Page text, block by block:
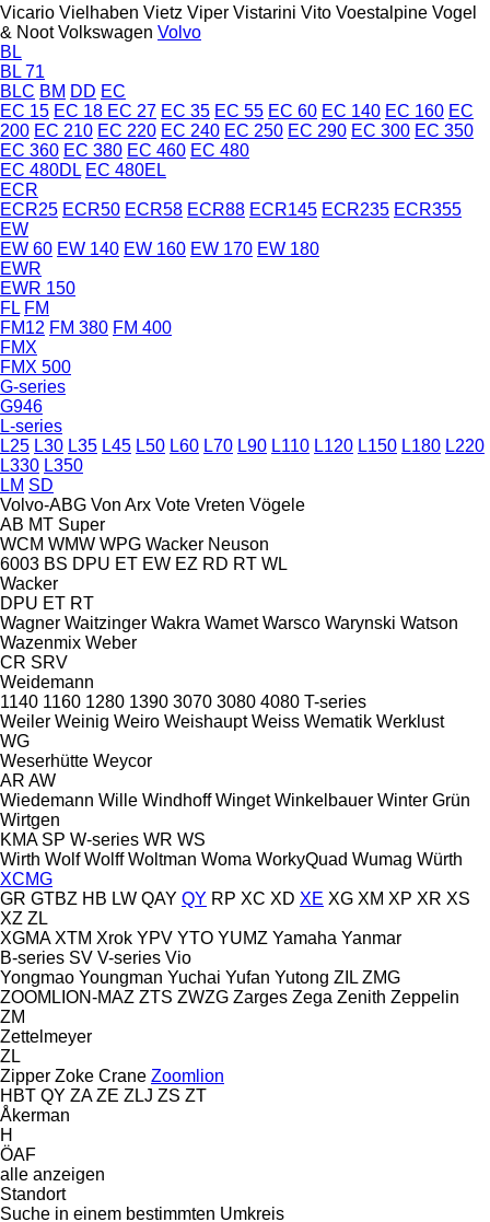
Vicario Vielhaben Vietz Viper Vistarini Vito Voestalpine Vogel
& Noot Volkswagen Volvo
BL
BL 71
BLC BM DD EC
EC 15 EC 18 EC 27 EC 35 EC 55 EC 60 EC 140 EC 160 EC
200 EC 210 EC 220 EC 240 EC 250 EC 290 EC 300 EC 350
EC 360 EC 380 EC 460 EC 480
EC 480DL EC 480EL
ECR
ECR25 ECR50 ECR58 ECR88 ECR145 ECR235 ECR355
EW
EW 60 EW 140 EW 160 EW 170 EW 180
EWR
EWR 150
FL FM
FM12 FM 380 FM 400
FMX
FMX 500
G-series
G946
L-series
L25 L30 L35 L45 L50 L60 L70 L90 L110 L120 L150 L180 L220
L330 L350
LM SD
Volvo-ABG Von Arx Vote Vreten Vögele
AB MT Super
WCM WMW WPG Wacker Neuson
6003 BS DPU ET EW EZ RD RT WL
Wacker
DPU ET RT
Wagner Waitzinger Wakra Wamet Warsco Warynski Watson
Wazenmix Weber
CR SRV
Weidemann
1140 1160 1280 1390 3070 3080 4080 T-series
Weiler Weinig Weiro Weishaupt Weiss Wematik Werklust
WG
Weserhütte Weycor
AR AW
Wiedemann Wille Windhoff Winget Winkelbauer Winter Grün
Wirtgen
KMA SP W-series WR WS
Wirth Wolf Wolff Woltman Woma WorkyQuad Wumag Würth
XCMG
GR GTBZ HB LW QAY QY RP XC XD XE XG XM XP XR XS
XZ ZL
XGMA XTM Xrok YPV YTO YUMZ Yamaha Yanmar
B-series SV V-series Vio
Yongmao Youngman Yuchai Yufan Yutong ZIL ZMG
ZOOMLION-MAZ ZTS ZWZG Zarges Zega Zenith Zeppelin
ZM
Zettelmeyer
ZL
Zipper Zoke Crane Zoomlion
HBT QY ZA ZE ZLJ ZS ZT
Åkerman
H
ÖAF
alle anzeigen
Standort
Suche in einem bestimmten Umkreis